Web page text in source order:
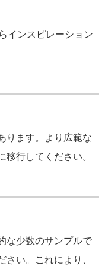
インスピレーション
ります。より広範な
行してください。
な少数のサンプルで
い。これにより、